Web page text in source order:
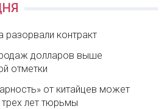
контракт
долларов выше
отметки
от китайцев может
трех лет тюрьмы